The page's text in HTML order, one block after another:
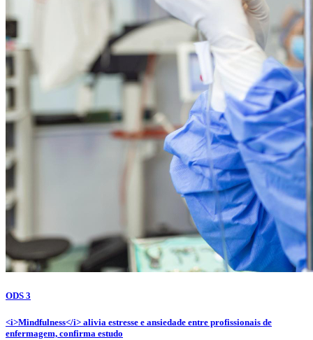
ODS 3
<i>Mindfulness</i> alivia estresse e ansiedade entre profissionais de
enfermagem, confirma estudo